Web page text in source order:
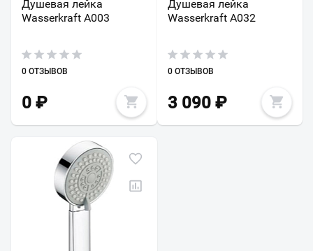
Душевая лейка
Wasserkraft A003
0 ОТЗЫВОВ
0 ₽
Душевая лейка
Wasserkraft A032
0 ОТЗЫВОВ
3 090₽